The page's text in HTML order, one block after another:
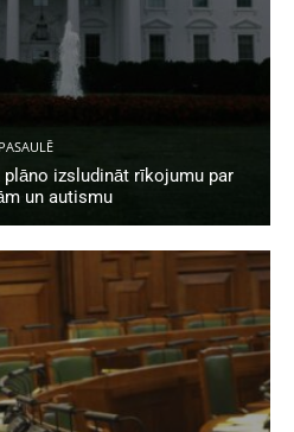
PASAULĒ
izsludināt rīkojumu par
un autismu